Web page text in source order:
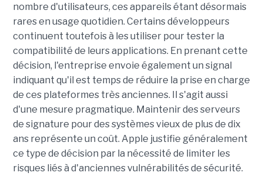
nombre d'utilisateurs, ces appareils étant désormais
rares en usage quotidien. Certains développeurs
continuent toutefois à les utiliser pour tester la
compatibilité de leurs applications. En prenant cette
décision, l'entreprise envoie également un signal
indiquant qu'il est temps de réduire la prise en charge
de ces plateformes très anciennes. Il s'agit aussi
d'une mesure pragmatique. Maintenir des serveurs
de signature pour des systèmes vieux de plus de dix
ans représente un coût. Apple justifie généralement
ce type de décision par la nécessité de limiter les
risques liés à d'anciennes vulnérabilités de sécurité.